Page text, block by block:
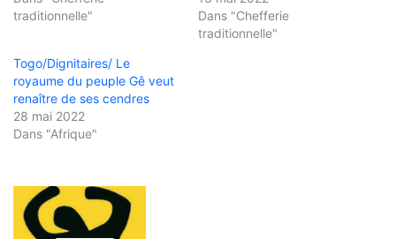
traditionnelle"
Dans "Chefferie
traditionnelle"
Togo/Dignitaires/ Le
royaume du peuple Gê veut
renaître de ses cendres
28 mai 2022
Dans "Afrique"